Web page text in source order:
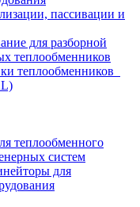
пассивации и
для разборной
теплообменников
теплообменников
теплообменного
систем
для